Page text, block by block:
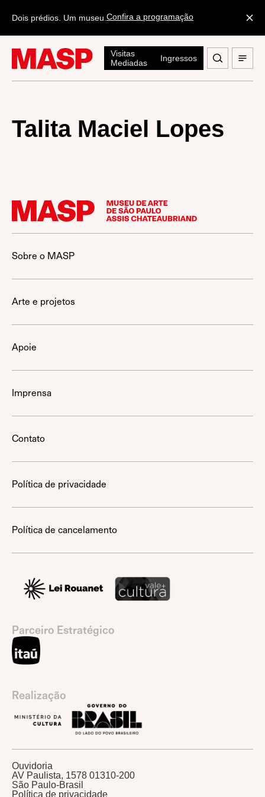
Dois prédios. Um museu. Confira a programação
Visitas
Mediadas
Ingressos
Talita Maciel Lopes
Sobre o MASP
Arte e projetos
Apoie
Imprensa
Contato
Política de privacidade
Política de cancelamento
Parceiro Estratégico
Realização
Ouvidoria
AV Paulista, 1578 01310-200
São Paulo-Brasil
Política de privacidade